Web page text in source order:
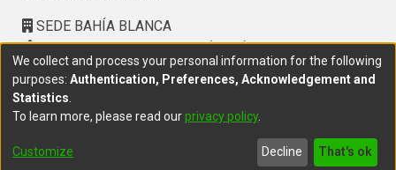
SEDE BAHÍA BLANCA
Calle Ciudad de Cali 320 – (8000). Universidad
Provincial del Sudoeste (UPSO)
(291) 459 2550, interno 147
10.00 h a 14.00 h
We collect and process your personal information for the following
purposes: Authentication, Preferences, Acknowledgement and
Statistics
To learn more, please read ourprivacy policy.
Customize Decline That's ok